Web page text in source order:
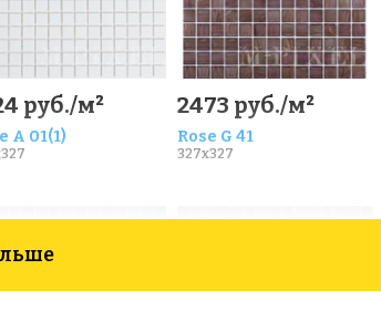
руб./м²
A 01(1)
2473 руб./м²
Rose G 41
327x327